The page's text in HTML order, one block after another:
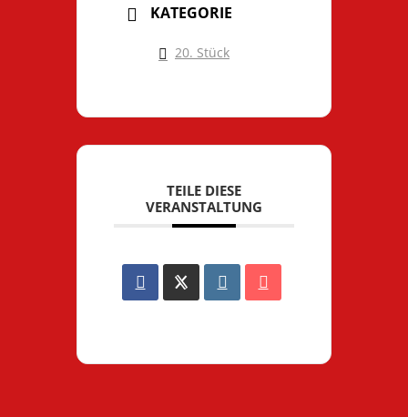
KATEGORIE
20. Stück
TEILE DIESE
VERANSTALTUNG